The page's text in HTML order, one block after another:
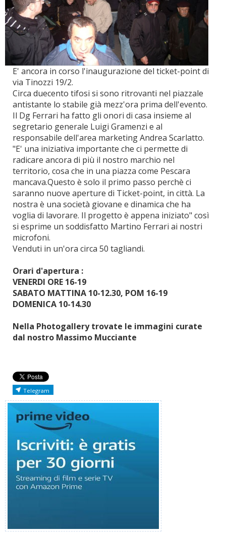
E' ancora in corso l'inaugurazione del ticket-point di
via Tinozzi 19/2.
Circa duecento tifosi si sono ritrovanti nel piazzale
antistante lo stabile già mezz'ora prima dell'evento.
Il Dg Ferrari ha fatto gli onori di casa insieme al
segretario generale Luigi Gramenzi e al
responsabile dell'area marketing Andrea Scarlatto.
"E' una iniziativa importante che ci permette di
radicare ancora di più il nostro marchio nel
territorio, cosa che in una piazza come Pescara
mancava.Questo è solo il primo passo perchè ci
saranno nuove aperture di Ticket-point, in città. La
nostra è una società giovane e dinamica che ha
voglia di lavorare. Il progetto è appena iniziato" così
si esprime un soddisfatto Martino Ferrari ai nostri
microfoni.
Venduti in un'ora circa 50 tagliandi.
Orari d'apertura :
VENERDI ORE 16-19
SABATO MATTINA 10-12.30, POM 16-19
DOMENICA 10-14.30
Nella Photogallery trovate le immagini curate
dal nostro Massimo Mucciante
Telegram